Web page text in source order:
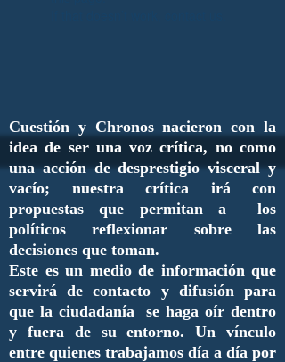
Cuestión y Chronos nacieron con la
idea de ser una voz crítica, no como
una acción de desprestigio visceral y
vacío; nuestra crítica irá con
propuestas que permitan a los
políticos reflexionar sobre las
decisiones que toman.
Este es un medio de información que
servirá de contacto y difusión para
que la ciudadanía se haga oír dentro
y fuera de su entorno. Un vínculo
entre quienes trabajamos día a día por